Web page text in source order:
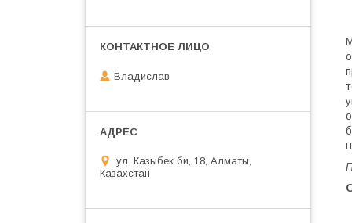
Владислав
ул. Казыбек би, 18, Алматы,
Казахстан